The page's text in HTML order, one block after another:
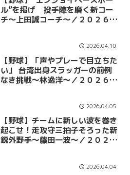
ル”を掲げ 投手陣を磨く新コー
チ～上田誠コーチ～／２０２６春
2026.04.10
【野球】「声やプレーで目立ちた
い」 台湾出身スラッガーの前例
なき挑戦～林逸洋～／２０２６新
2026.04.05
【野球】チームに新しい波を巻き
起こせ！走攻守三拍子そろった新
鋭外野手～藤田一波～／２０２６
2026.04.04